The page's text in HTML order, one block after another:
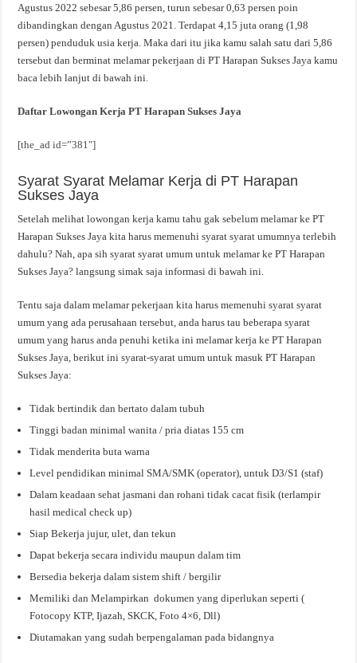
Agustus 2022 sebesar 5,86 persen, turun sebesar 0,63 persen poin
dibandingkan dengan Agustus 2021. Terdapat 4,15 juta orang (1,98
persen) penduduk usia kerja. Maka dari itu jika kamu salah satu dari 5,86
tersebut dan berminat melamar pekerjaan di PT Harapan Sukses Jaya kamu
baca lebih lanjut di bawah ini.
Daftar Lowongan Kerja PT Harapan Sukses Jaya
[the_ad id=”381″]
Syarat Syarat Melamar Kerja di PT Harapan
Sukses Jaya
Setelah melihat lowongan kerja kamu tahu gak sebelum melamar ke PT
Harapan Sukses Jaya kita harus memenuhi syarat syarat umumnya terlebih
dahulu? Nah, apa sih syarat syarat umum untuk melamar ke PT Harapan
Sukses Jaya? langsung simak saja informasi di bawah ini.
Tentu saja dalam melamar pekerjaan kita harus memenuhi syarat syarat
umum yang ada perusahaan tersebut, anda harus tau beberapa syarat
umum yang harus anda penuhi ketika ini melamar kerja ke PT Harapan
Sukses Jaya, berikut ini syarat-syarat umum untuk masuk PT Harapan
Sukses Jaya:
Tidak bertindik dan bertato dalam tubuh
Tinggi badan minimal wanita / pria diatas 155 cm
Tidak menderita buta warna
Level pendidikan minimal SMA/SMK (operator), untuk D3/S1 (staf)
Dalam keadaan sehat jasmani dan rohani tidak cacat fisik (terlampir
hasil medical check up)
Siap Bekerja jujur, ulet, dan tekun
Dapat bekerja secara individu maupun dalam tim
Bersedia bekerja dalam sistem shift / bergilir
Memiliki dan Melampirkan dokumen yang diperlukan seperti (
Fotocopy KTP, Ijazah, SKCK, Foto 4×6, Dll)
Diutamakan yang sudah berpengalaman pada bidangnya